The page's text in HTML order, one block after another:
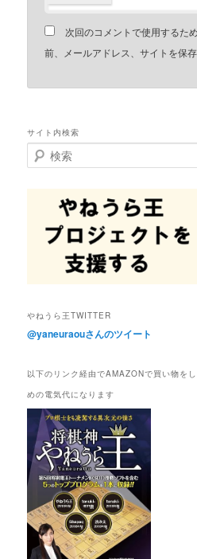
次回のコメントで使用するた
前、メールアドレス、サイトを保存
サイト内検索
検
索
やねうら王TWITTER
@yaneuraouさんのツイート
以下のリンク経由でAMAZONで買い物を
めの電気代になります